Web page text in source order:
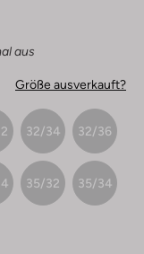
aus
Größe ausverkauft?
32/34 32/36
35/32 35/34